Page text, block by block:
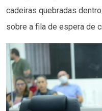
cadeiras quebradas
sobre a fila de espera de